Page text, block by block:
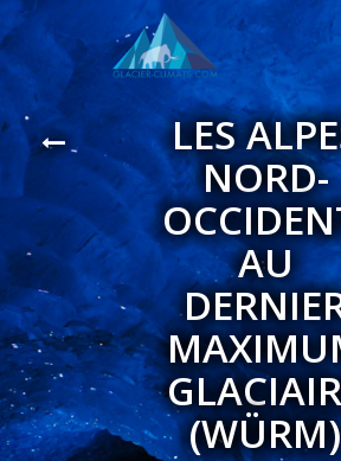
LES
NORD-
AU
(WÜRM)